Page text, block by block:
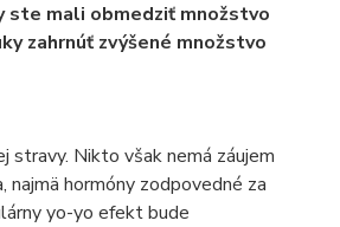
ste mali obmedziť množstvo
zahrnúť zvýšené množstvo
stravy. Nikto však nemá záujem
najmä hormóny zodpovedné za
yo-yo efekt bude